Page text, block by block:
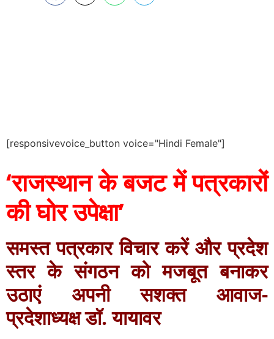
[responsivevoice_button voice="Hindi Female"]
‘राजस्थान के बजट में पत्रकारों
की घोर उपेक्षा’
समस्त पत्रकार विचार करें और प्रदेश
स्तर के संगठन को मजबूत बनाकर
उठाएं अपनी सशक्त आवाज-
प्रदेशाध्यक्ष डॉ. यायावर